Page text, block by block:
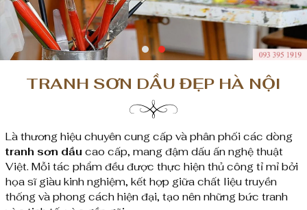
TRANH SƠN DẦU ĐẸP HÀ NỘI
Là thương hiệu chuyên cung cấp và phân phối các dòng
tranh sơn dầu cao cấp, mang đậm dấu ấn nghệ thuật
Việt. Mỗi tác phẩm đều được thực hiện thủ công tỉ mỉ bởi
họa sĩ giàu kinh nghiệm, kết hợp giữa chất liệu truyền
thống và phong cách hiện đại, tạo nên những bức tranh